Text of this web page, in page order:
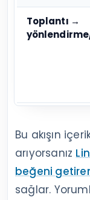
Toplantı →
Bu akışın
arıyorsanız
beğeni
sağlar.